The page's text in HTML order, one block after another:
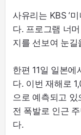
사유리는 KBS ‘
다. 프로그램 너
지를 선보여 눈길
한편 11일 일본
다. 이번 재해로
으로 예측되고
전 폭발로 인근
다.